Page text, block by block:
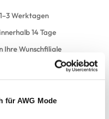
für AWG Mode
Werktagen
14 Tage
Ihre Wunschfiliale